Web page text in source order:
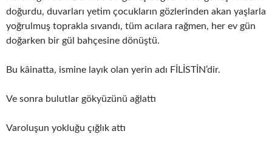
doğurdu, duvarları yetim çocukların gözlerinden akan yaşlarla
yoğrulmuş toprakla sıvandı, tüm acılara rağmen, her ev gün
doğarken bir gül bahçesine dönüştü.
Bu kâinatta, ismine layık olan yerin adı FİLİSTİN’dir.
Ve sonra bulutlar gökyüzünü ağlattı
Varoluşun yokluğu çığlık attı